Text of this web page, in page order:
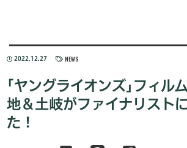
2022.12.27 NEWS
｢ヤングライオンズ｣フィル
地＆土岐がファイナリスト
た！